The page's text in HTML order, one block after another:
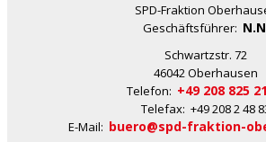
SPD-Fraktion
Geschäftsführer:
Schwartzstr. 72
46042 Oberhausen
Telefon: +49 208 825
Telefax: +49 208 2 48
E-Mail: buero@spd-fraktion-